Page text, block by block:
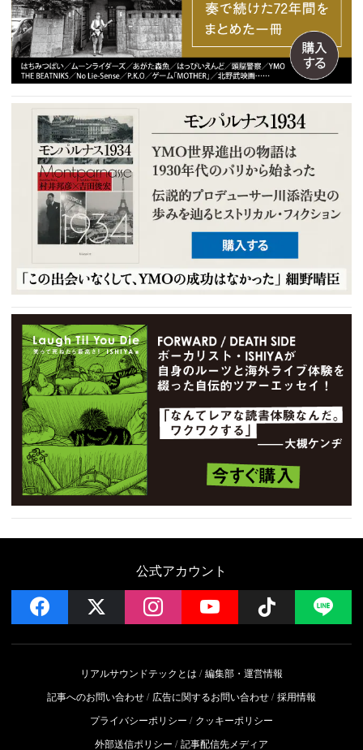
公式アカウント
facebook instagramYouTube Follow
リアルサウンドテックとは
編集部・運営情報
記事へのお問い合わせ
広告に関するお問い合わせ 採用情報
プライバシーポリシー
クッキーポリシー
外部送信ポリシー
記事配信先メディア